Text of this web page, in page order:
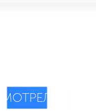
СМОТРЕЛИ